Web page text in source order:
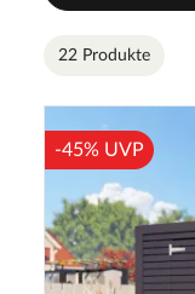
22 Produkte
-45% UVP